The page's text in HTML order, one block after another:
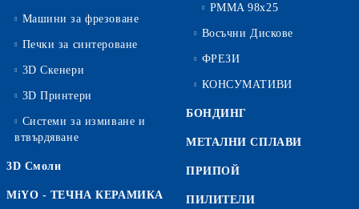
Машини за фрезоване
Печки за синтероване
3D Скенери
3D Принтери
Системи за измиване и
втвърдяване
3D Смоли
MiYO - ТЕЧНА КЕРАМИКА
PMMA 98x25
Восъчни Дискове
ФРЕЗИ
КОНСУМАТИВИ
БОНДИНГ
МЕТАЛНИ СПЛАВИ
ПРИПОЙ
ПИЛИТЕЛИ